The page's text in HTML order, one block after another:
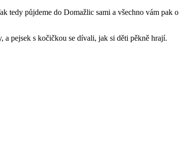
tedy půjdeme do Domažlic sami a všechno vám pak o
pejsek s kočičkou se dívali, jak si děti pěkně hrají.